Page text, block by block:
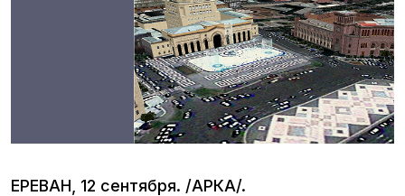
ЕРЕВАН, 12 сентября. /АРКА/.